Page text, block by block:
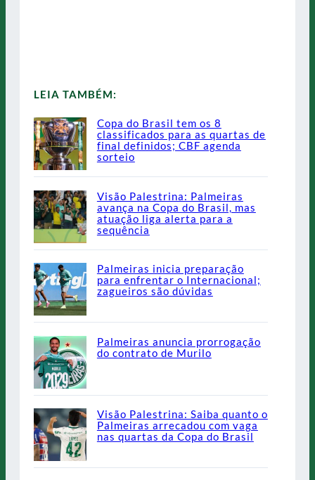
LEIA TAMBÉM:
Copa do Brasil tem os 8
classificados para as quartas de
final definidos; CBF agenda
sorteio
Visão Palestrina: Palmeiras
avança na Copa do Brasil, mas
atuação liga alerta para a
sequência
Palmeiras inicia preparação
para enfrentar o Internacional;
zagueiros são dúvidas
Palmeiras anuncia prorrogação
do contrato de Murilo
Visão Palestrina: Saiba quanto o
Palmeiras arrecadou com vaga
nas quartas da Copa do Brasil